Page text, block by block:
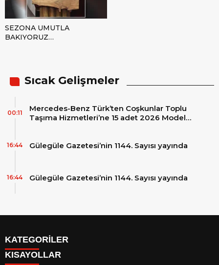
SEZONA UMUTLA
BAKIYORUZ…
Sıcak Gelişmeler
Mercedes-Benz Türk’ten Coşkunlar Toplu
Taşıma Hizmetleri’ne 15 adet 2026 Model
00:11
Gülegüle Gazetesi’nin 1144. Sayısı yayında
16:44
Gülegüle Gazetesi’nin 1144. Sayısı yayında
16:44
KATEGORİLER
KISAYOLLAR